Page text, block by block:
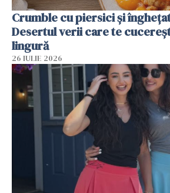
Crumble cu piersici și
Desertul verii care te
lingură
26 IULIE 2026